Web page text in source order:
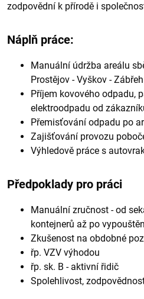
zodpovědní k přírodě i
Náplň práce:
Manuální údržba areálu
Prostějov - Vyškov -
Příjem kovového odpadu,
elektroodpadu od
Přemisťování odpadu po
Zajišťování provozu
Výhledově práce s
Předpoklady pro práci
Manuální zručnost - od
kontejnerů až po
Zkušenost na obdobné
řp. VZV výhodou
řp. sk. B - aktivní řidič
Spolehlivost,